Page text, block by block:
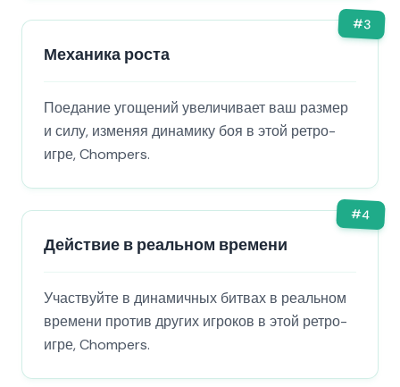
#3
Механика роста
Поедание угощений увеличивает ваш размер
и силу, изменяя динамику боя в этой ретро-
игре, Chompers.
#4
Действие в реальном времени
Участвуйте в динамичных битвах в реальном
времени против других игроков в этой ретро-
игре, Chompers.